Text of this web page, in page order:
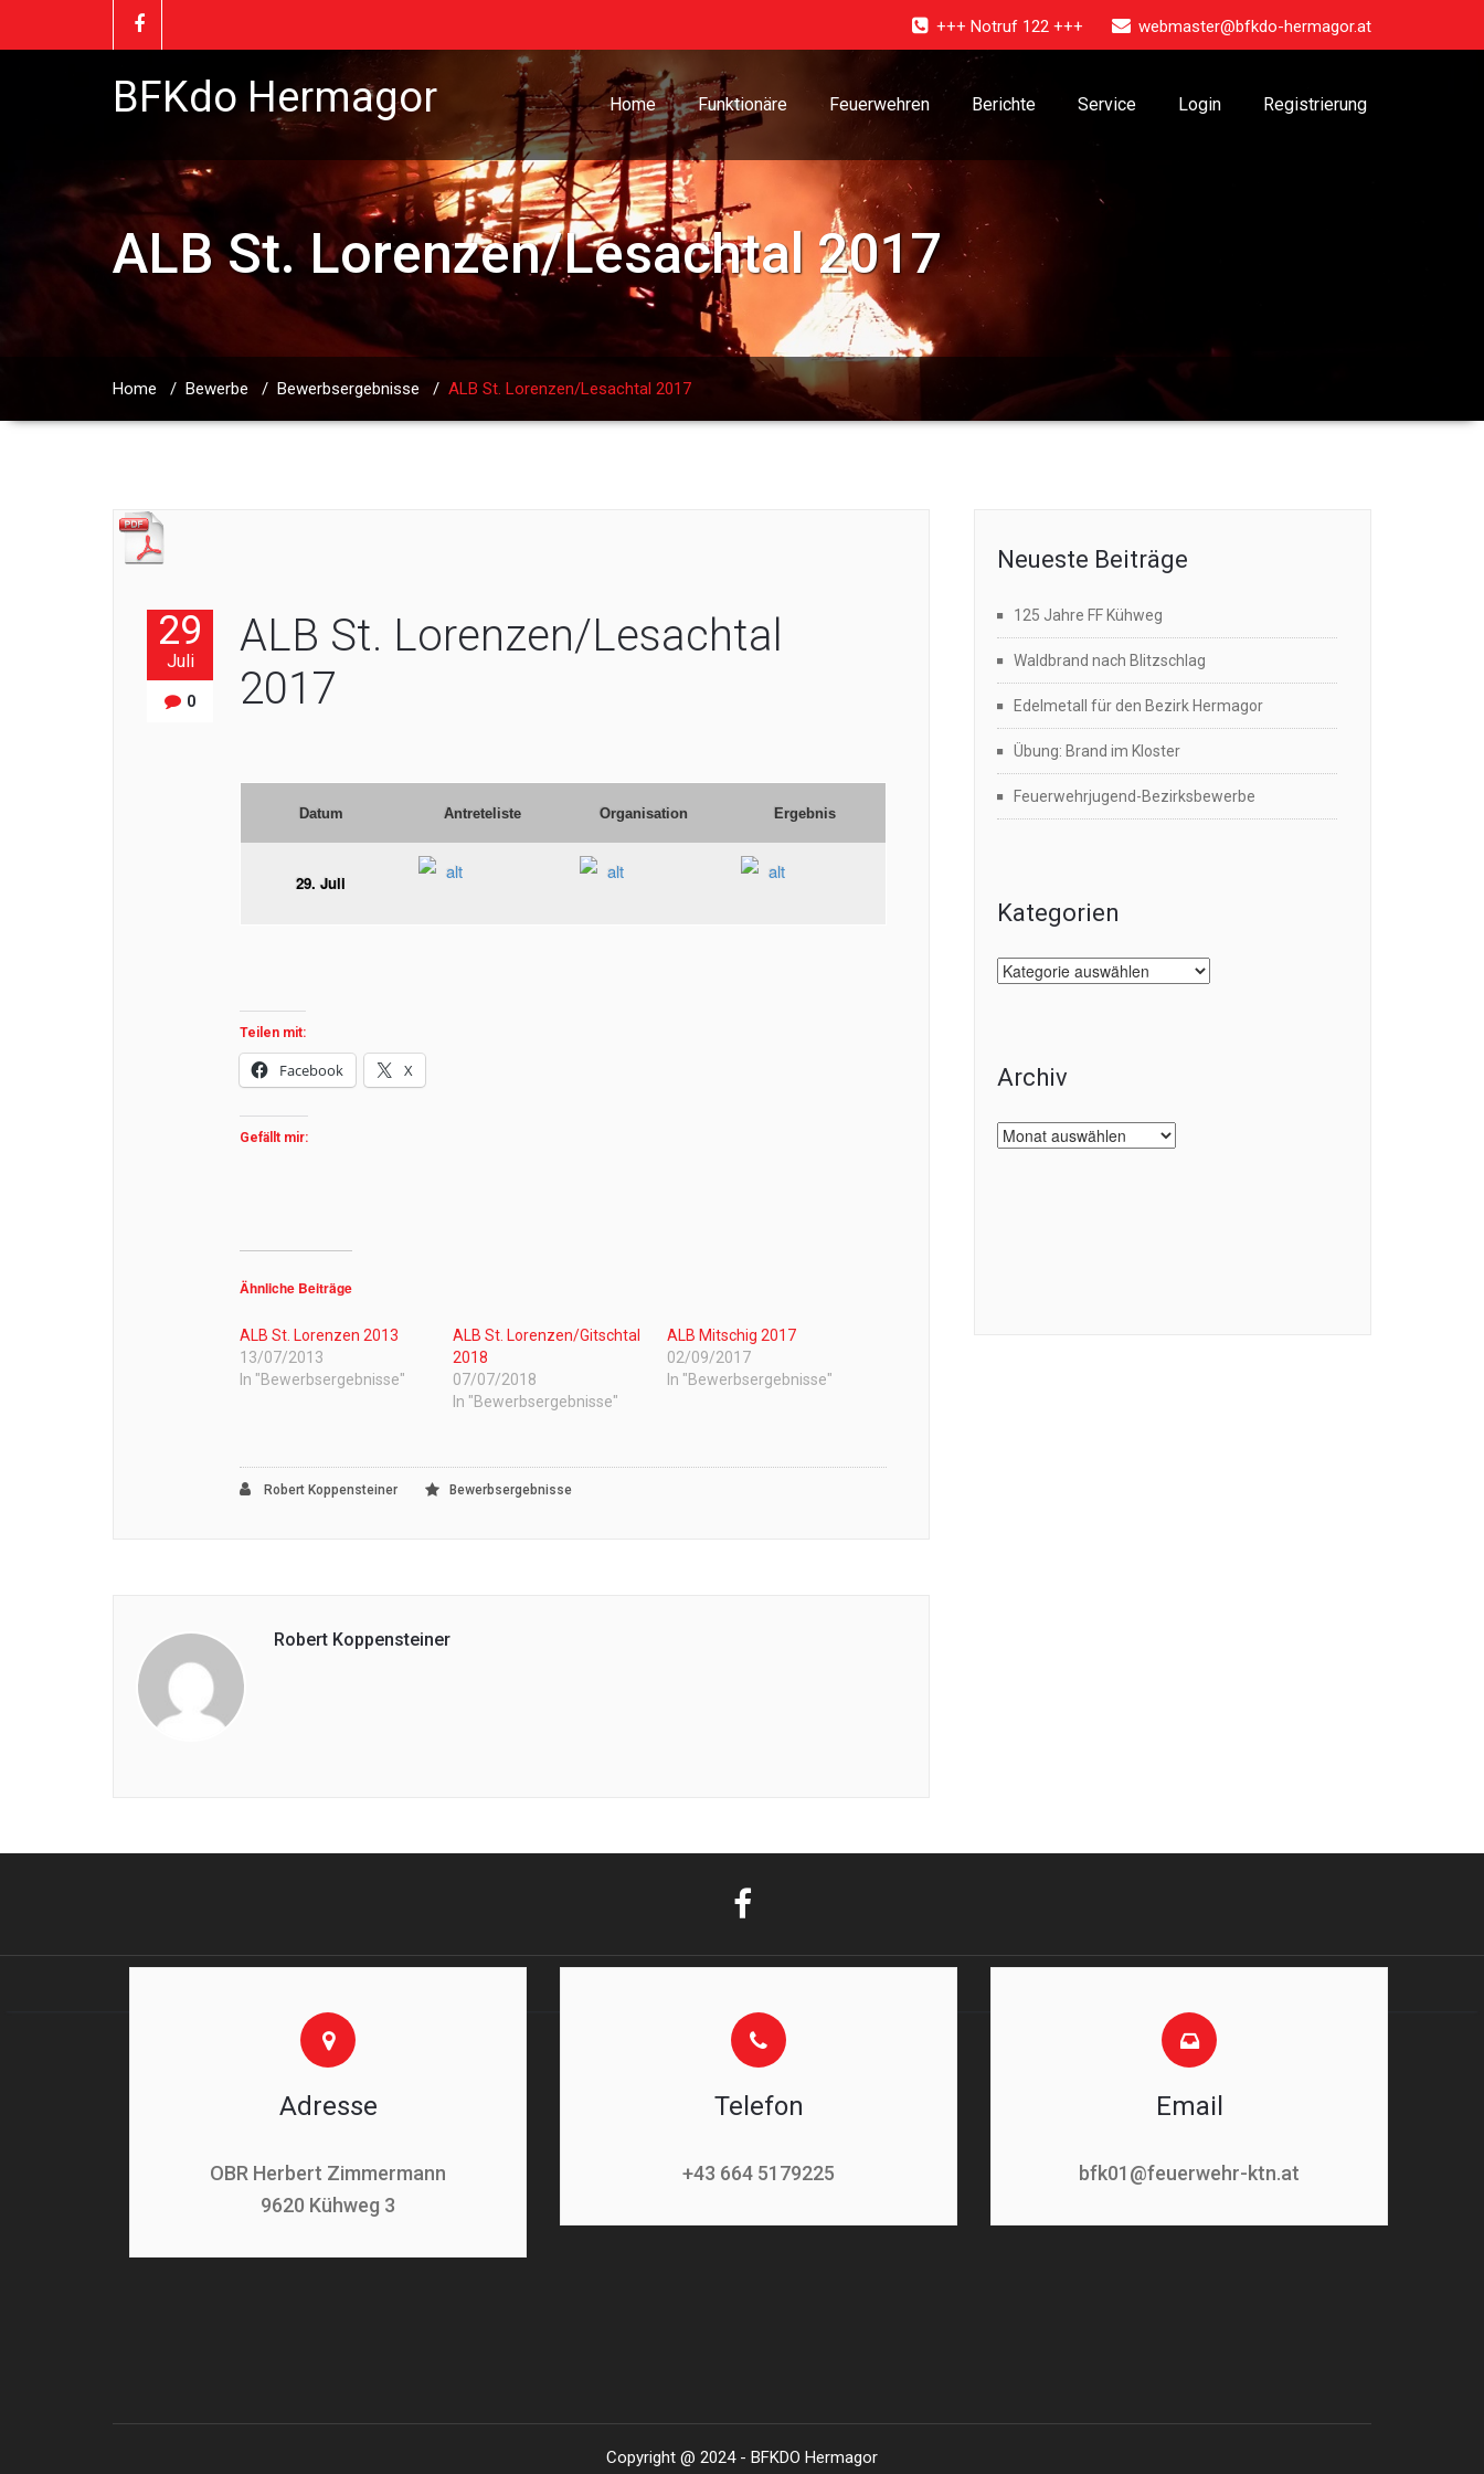
+++ Notruf 122 +++ webmaster@bfkdo-hermagor.at
BFKdo Hermagor Home Funktionäre Feuerwehren Berichte Service Login Registrierung
ALB St. Lorenzen/Lesachtal 2017
Home / Bewerbe / Bewerbsergebnisse / ALB St. Lorenzen/Lesachtal 2017
29
Juli
0
ALB St. Lorenzen/Lesachtal
2017
Datum Antreteliste Organisation Ergebnis
29. Juli
Teilen mit:
Facebook X
Gefällt mir:
Ähnliche Beiträge
ALB St. Lorenzen 2013
13/07/2013
In "Bewerbsergebnisse"
ALB St. Lorenzen/Gitschtal
2018
07/07/2018
In "Bewerbsergebnisse"
ALB Mitschig 2017
02/09/2017
In "Bewerbsergebnisse"
Robert Koppensteiner Bewerbsergebnisse
Robert Koppensteiner
Neueste Beiträge
125 Jahre FF Kühweg
Waldbrand nach Blitzschlag
Edelmetall für den Bezirk Hermagor
Übung: Brand im Kloster
Feuerwehrjugend-Bezirksbewerbe
Kategorien
Kategorien
Archiv
Archiv
Adresse
OBR Herbert Zimmermann
9620 Kühweg 3
Telefon
+43 664 5179225
Email
bfk01@feuerwehr-ktn.at
Copyright @ 2024 - BFKDO Hermagor